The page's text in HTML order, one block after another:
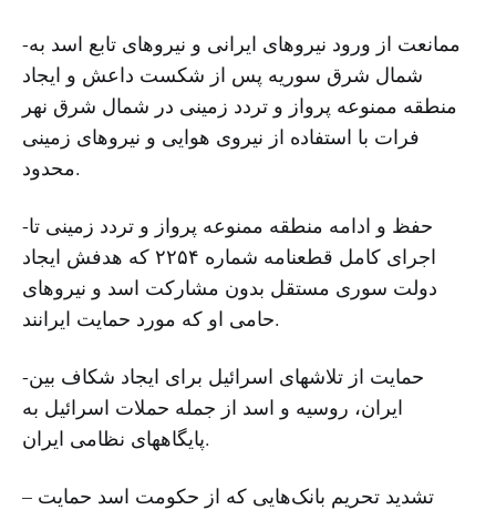
-ممانعت از ورود نیروهای ایرانی و نیروهای تابع اسد به
شمال شرق سوریه پس از شکست داعش و ایجاد
منطقه ممنوعه پرواز و تردد زمینی در شمال شرق نهر
فرات با استفاده از نیروی هوایی و نیروهای زمینی
محدود.
-حفظ و ادامه منطقه ممنوعه پرواز و تردد زمینی تا
اجرای کامل قطعنامه شماره ۲۲۵۴ که هدفش ایجاد
دولت سوری مستقل بدون مشارکت اسد و نیروهای
حامی او که مورد حمایت ایرانند.
-حمایت از تلاشهای اسرائیل برای ایجاد شکاف بین
ایران، روسیه و اسد از جمله حملات اسرائیل به
پایگاههای نظامی ایران.
– تشدید تحریم‌ بانک‌هایی که از حکومت اسد حمایت